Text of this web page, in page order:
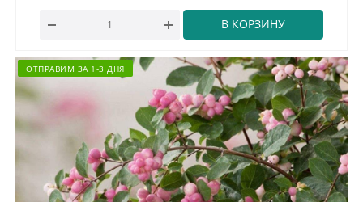
В КОРЗИНУ
ОТПРАВИМ ЗА 1-3 ДНЯ